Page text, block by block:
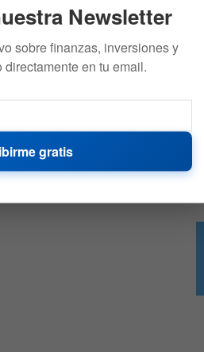
Newsletter
sobre finanzas, inversiones y
en tu email.
gratis